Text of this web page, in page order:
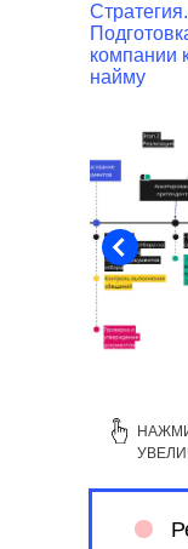
Стратегия.
компании
найму